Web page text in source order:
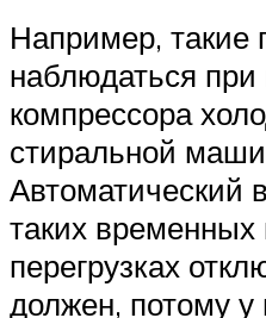
Например, такие
наблюдаться
компрессора
стиральной
Автоматический
таких временных
перегрузках
должен, потому у